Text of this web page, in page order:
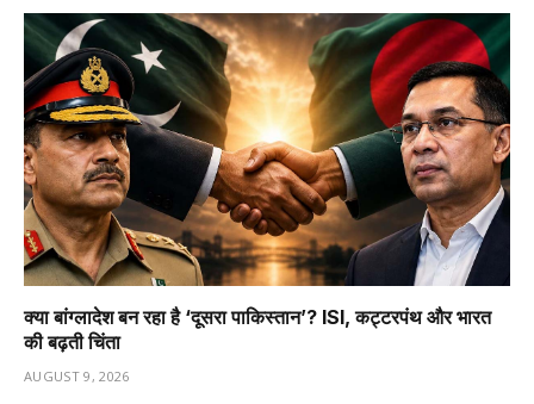
क्या बांग्लादेश बन रहा है ‘दूसरा पाकिस्तान’? ISI, कट्टरपंथ और भारत
की बढ़ती चिंता
AUGUST 9, 2026